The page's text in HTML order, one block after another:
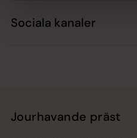
Sociala kanaler
Jourhavande präst